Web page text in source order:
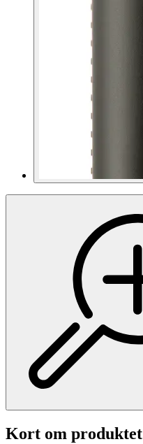
Kort om produktet